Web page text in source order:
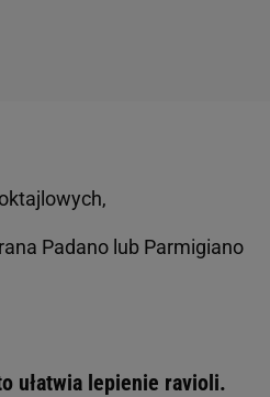
Padano lub Parmigiano
ułatwia lepienie ravioli.